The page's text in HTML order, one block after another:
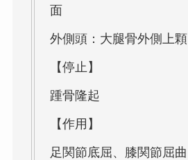
面
外側頭：大腿骨外側上顆
【停止】
踵骨隆起
【作用】
足関節底屈、膝関節屈曲